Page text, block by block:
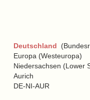
Deutschland
Europa (Westeuropa)
Niedersachsen (Lower
Aurich
DE-NI-AUR